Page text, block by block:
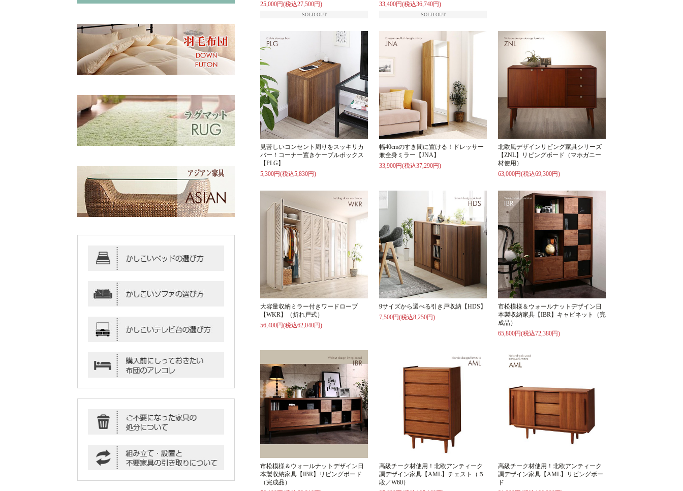
25,000円(税込27,500円)
SOLD OUT
33,400円(税込36,740円)
SOLD OUT
見苦しいコンセント周りをスッキリカ
バー！コーナー置きケーブルボックス
【PLG】
5,300円(税込5,830円)
幅40cmのすき間に置ける！ドレッサー
兼全身ミラー【JNA】
33,900円(税込37,290円)
北欧風デザインリビング家具シリーズ
【ZNL】リビングボード（マホガニー
材使用）
63,000円(税込69,300円)
大容量収納ミラー付きワードローブ
【WKR】（折れ戸式）
56,400円(税込62,040円)
9サイズから選べる引き戸収納【HDS】
7,500円(税込8,250円)
市松模様＆ウォールナットデザイン日
本製収納家具【IBR】キャビネット（完
成品）
65,800円(税込72,380円)
市松模様＆ウォールナットデザイン日
本製収納家具【IBR】リビングボード
（完成品）
高級チーク材使用！北欧アンティーク
調デザイン家具【AML】チェスト（５
段／W60）
高級チーク材使用！北欧アンティーク
調デザイン家具【AML】リビングボー
ド